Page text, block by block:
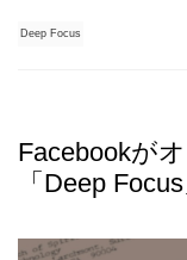
Deep Focus
Facebookが
「Deep